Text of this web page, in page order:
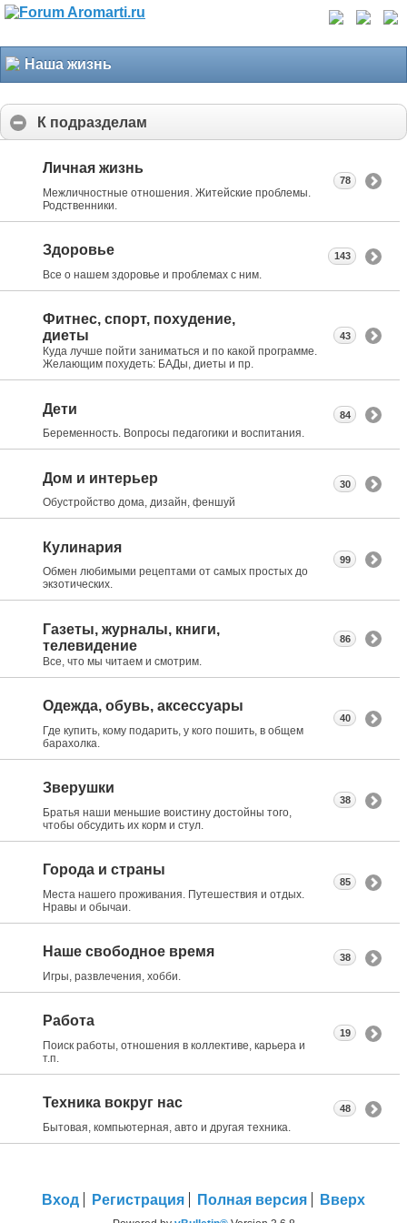
Наша жизнь
К подразделам
Личная жизнь
Межличностные отношения. Житейские проблемы.
Родственники.
78
Здоровье
Все о нашем здоровье и проблемах с ним.
143
Фитнес, спорт, похудение,
диеты
Куда лучше пойти заниматься и по какой программе.
Желающим похудеть: БАДы, диеты и пр.
43
Дети
Беременность. Вопросы педагогики и воспитания.
84
Дом и интерьер
Обустройство дома, дизайн, феншуй
30
Кулинария
Обмен любимыми рецептами от самых простых до
экзотических.
99
Газеты, журналы, книги,
телевидение
Все, что мы читаем и смотрим.
86
Одежда, обувь, аксессуары
Где купить, кому подарить, у кого пошить, в общем
барахолка.
40
Зверушки
Братья наши меньшие воистину достойны того,
чтобы обсудить их корм и стул.
38
Города и страны
Места нашего проживания. Путешествия и отдых.
Нравы и обычаи.
85
Наше свободное время
Игры, развлечения, хобби.
38
Работа
Поиск работы, отношения в коллективе, карьера и
т.п.
19
Техника вокруг нас
Бытовая, компьютерная, авто и другая техника.
48
Вход Регистрация Полная версия Вверх